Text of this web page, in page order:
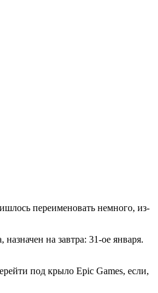
переименовать немного, из-
на завтра: 31-ое января.
под крыло Epic Games, если,